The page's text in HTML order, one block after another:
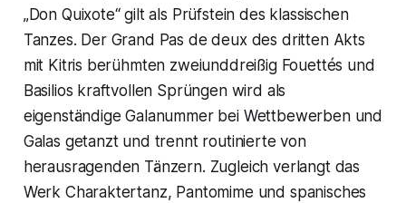
„Don Quixote“ gilt als Prüfstein des klassischen
Tanzes. Der Grand Pas de deux des dritten Akts
mit Kitris berühmten zweiunddreißig Fouettés und
Basilios kraftvollen Sprüngen wird als
eigenständige Galanummer bei Wettbewerben und
Galas getanzt und trennt routinierte von
herausragenden Tänzern. Zugleich verlangt das
Werk Charaktertanz, Pantomime und spanisches